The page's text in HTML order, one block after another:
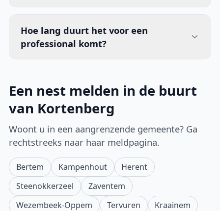
Hoe lang duurt het voor een
professional komt?
Een nest melden in de buurt
van Kortenberg
Woont u in een aangrenzende gemeente? Ga
rechtstreeks naar haar meldpagina.
Bertem Kampenhout
Herent
Steenokkerzeel
Zaventem
Wezembeek-Oppem
Tervuren Kraainem